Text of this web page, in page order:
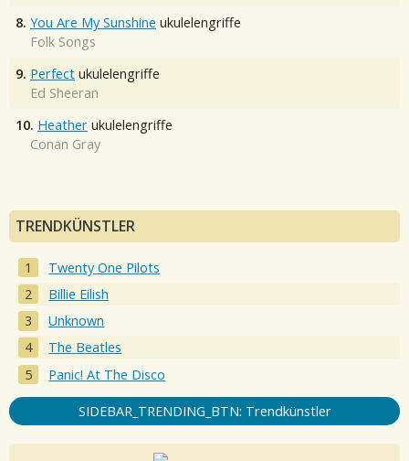
8. You Are My Sunshine ukulelengriffe
Folk Songs
9. Perfect ukulelengriffe
Ed Sheeran
10. Heather ukulelengriffe
Conan Gray
TRENDKÜNSTLER
Twenty One Pilots
Billie Eilish
Unknown
The Beatles
Panic! At The Disco
SIDEBAR_TRENDING_BTN: Trendkünstler